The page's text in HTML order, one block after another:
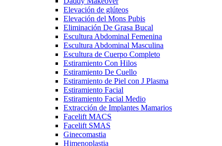
Elevación de glúteos
Elevación del Mons Pubis
Eliminación De Grasa Bucal
Escultura Abdominal Femenina
Escultura Abdominal Masculina
Escultura de Cuerpo Completo
Estiramiento Con Hilos
Estiramiento De Cuello
Estiramiento de Piel con J Plasma
Estiramiento Facial
Estiramiento Facial Medio
Extracción de Implantes Mamarios
Facelift MACS
Facelift SMAS
Ginecomastia
Himenoplastia